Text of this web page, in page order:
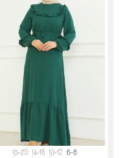
6-8
10-12
14-16
18-20